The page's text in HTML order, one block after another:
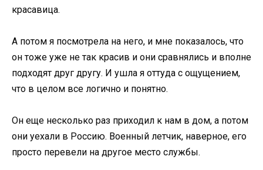
красавица.
А потом я посмотрела на него, и мне показалось, что
он тоже уже не так красив и они сравнялись и вполне
подходят друг другу. И ушла я оттуда с ощущением,
что в целом все логично и понятно.
Он еще несколько раз приходил к нам в дом, а потом
они уехали в Россию. Военный летчик, наверное, его
просто перевели на другое место службы.